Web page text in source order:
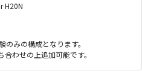
H20N
みの構成となります。
わせの上追加可能です。